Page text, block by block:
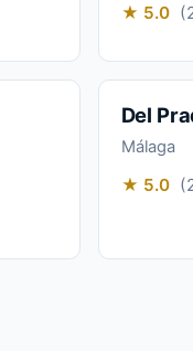
★ 5.0
Del
Málaga
★ 5.0